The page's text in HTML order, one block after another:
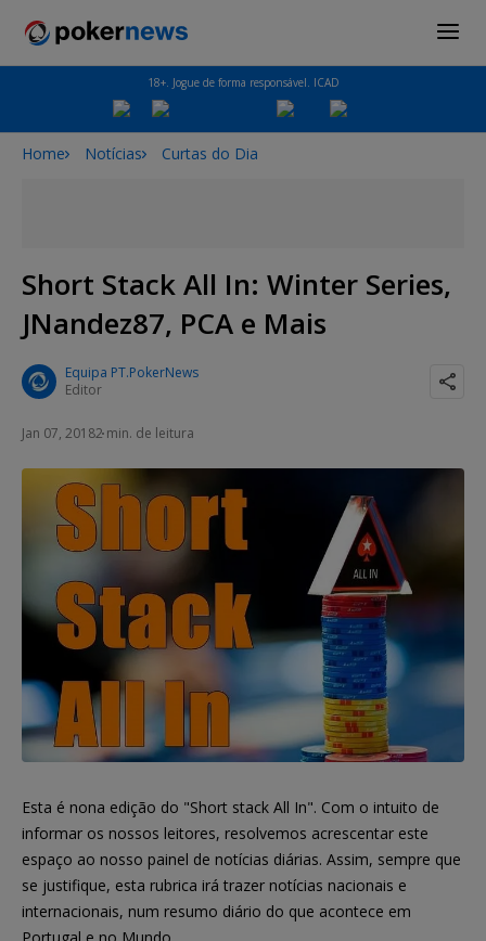
18+. Jogue de forma responsável. ICAD
Home Notícias Curtas do Dia
Short Stack All In: Winter Series,
JNandez87, PCA e Mais
Equipa PT.PokerNews
Editor
Jan 07, 20182 min. de leitura
Esta é nona edição do "Short stack All In". Com o intuito de
informar os nossos leitores, resolvemos acrescentar este
espaço ao nosso painel de notícias diárias. Assim, sempre que
se justifique, esta rubrica irá trazer notícias nacionais e
internacionais, num resumo diário do que acontece em